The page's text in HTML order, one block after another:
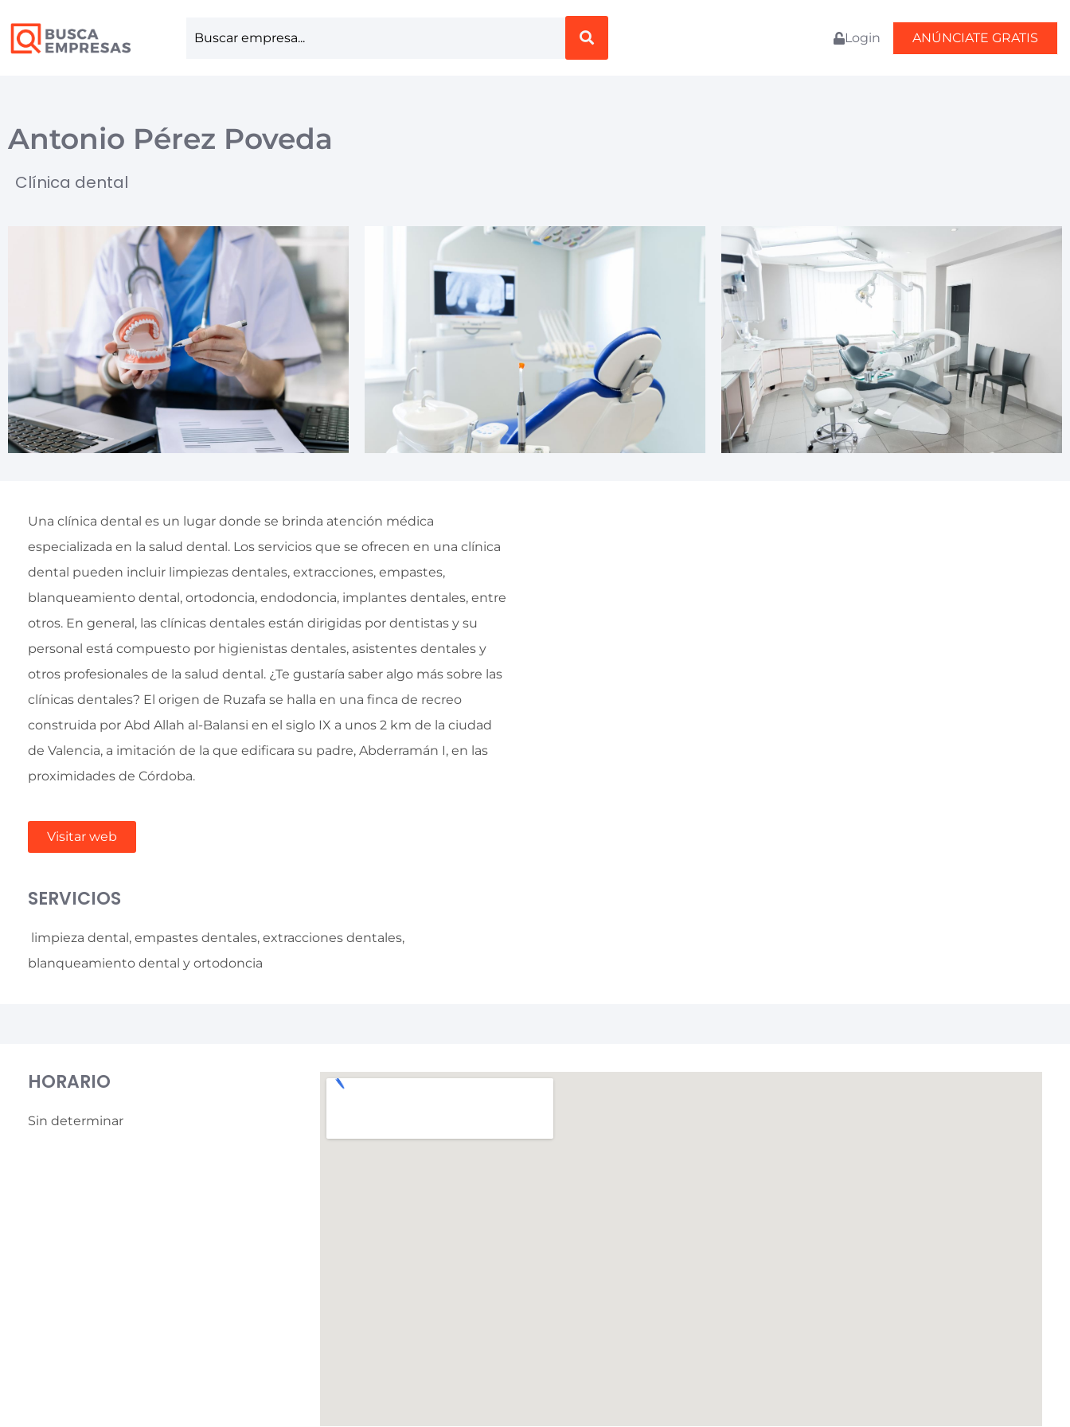
Login ANÚNCIATE GRATIS
Antonio Pérez Poveda
Clínica dental
Una clínica dental es un lugar donde se brinda atención médica
especializada en la salud dental. Los servicios que se ofrecen en una clínica
dental pueden incluir limpiezas dentales, extracciones, empastes,
blanqueamiento dental, ortodoncia, endodoncia, implantes dentales, entre
otros. En general, las clínicas dentales están dirigidas por dentistas y su
personal está compuesto por higienistas dentales, asistentes dentales y
otros profesionales de la salud dental. ¿Te gustaría saber algo más sobre las
clínicas dentales? El origen de Ruzafa se halla en una finca de recreo
construida por Abd Allah al-Balansi en el siglo IX a unos 2 km de la ciudad
de Valencia, a imitación de la que edificara su padre, Abderramán I, en las
proximidades de Córdoba.
Visitar web
SERVICIOS
limpieza dental, empastes dentales, extracciones dentales,
blanqueamiento dental y ortodoncia
HORARIO
Sin determinar